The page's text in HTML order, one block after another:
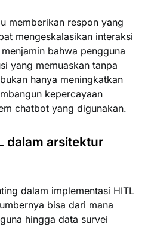
memberikan respon yang
mengeskalasikan interaksi
bahwa pengguna
yang memuaskan tanpa
hanya meningkatkan
kepercayaan
chatbot yang digunakan.
dalam arsitektur
dalam implementasi HITL
bisa dari mana
hingga data survei